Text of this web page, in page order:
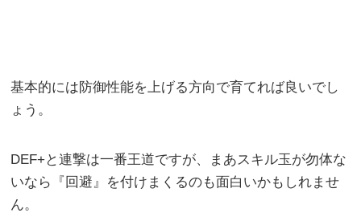
基本的には防御性能を上げる方向で育てれば良いでし
ょう。
DEF+と連撃は一番王道ですが、まあスキル玉が勿体な
いなら『回避』を付けまくるのも面白いかもしれませ
ん。